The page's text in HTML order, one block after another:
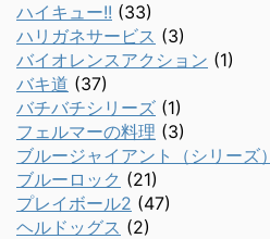
ハイキュー!! (33)
ハリガネサービス (3)
バイオレンスアクション (1)
バキ道 (37)
バチバチシリーズ (1)
フェルマーの料理 (3)
ブルージャイアント（シリーズ）
ブルーロック (21)
プレイボール2 (47)
ヘルドッグス (2)